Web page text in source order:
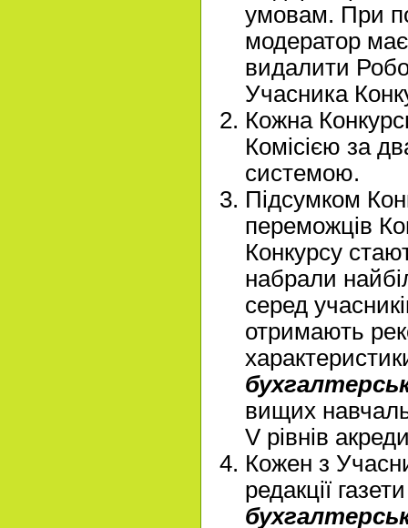
умовам. При
модератор
видалити
Учасника
Кожна
Комісією за
системою.
Підсумком
переможців
Конкурсу
набрали
серед
отримають
вищих
V рівнів
Кожен з
редакції